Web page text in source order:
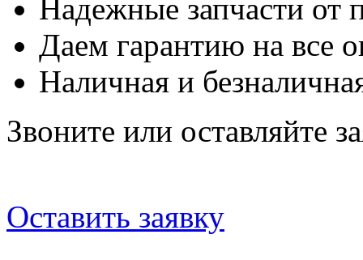
Надежные запчасти от
Даем гарантию на все
Наличная и
Звоните или оставляйте
Оставить заявку